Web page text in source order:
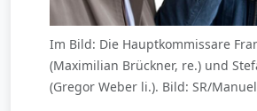
Im Bild: Die Hauptkommissare
(Maximilian Brückner, re.) und
(Gregor Weber li.). Bild: SR/